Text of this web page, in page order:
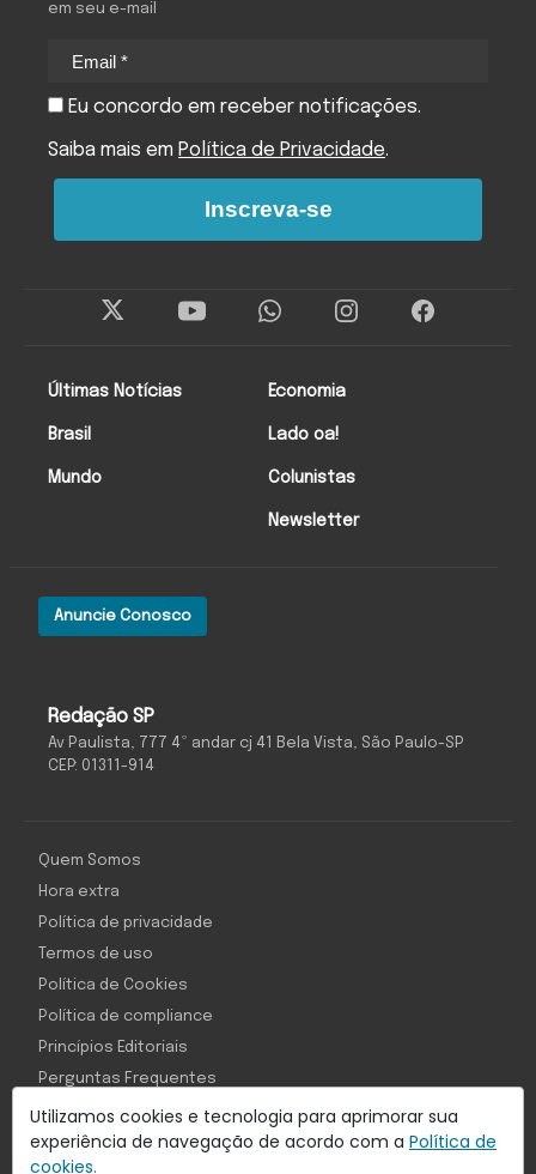
Utilizamos cookies e tecnologia para aprimorar sua
experiência de navegação de acordo com a Política de
cookies.
Redação SP
Av Paulista, 777 4º andar cj 41 Bela Vista, São Paulo-SP
CEP: 01311-914
Anuncie Conosco
Últimas Notícias
Brasil
Mundo
Economia
Lado oa!
Colunistas
Newsletter
em seu e-mail
Eu concordo em receber notificações.
Saiba mais em Política de Privacidade.
Inscreva-se
Quem Somos
Hora extra
Política de privacidade
Termos de uso
Política de Cookies
Política de compliance
Princípios Editoriais
Perguntas Frequentes